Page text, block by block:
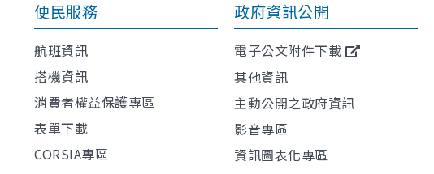
便民服務
航班資訊
搭機資訊
消費者權益保護專區
表單下載
CORSIA專區
政府資訊公開
電子公文附件下載
其他資訊
主動公開之政府資訊
影音專區
資訊圖表化專區